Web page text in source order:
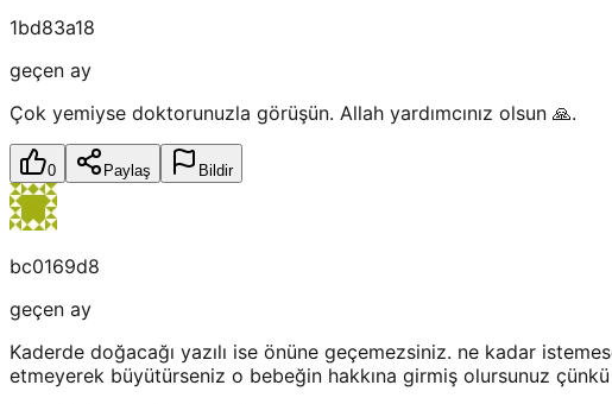
1bd83a18
geçen ay
Çok yemiyse doktorunuzla görüşün. Allah yardımcınız olsun 🙏.
0 Paylaş Bildir
bc0169d8
geçen ay
Kaderde doğacağı yazılı ise önüne geçemezsiniz. ne kadar
etmeyerek büyütürseniz o bebeğin hakkına girmiş olursunuz